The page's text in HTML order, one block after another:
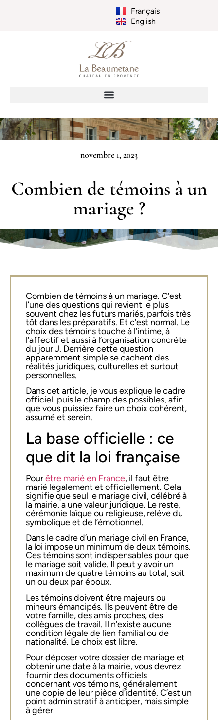
Français
English
novembre 1, 2023
Combien de témoins à un
mariage ?
Combien de témoins à un mariage. C’est
l’une des questions qui revient le plus
souvent chez les futurs mariés, parfois très
tôt dans les préparatifs. Et c’est normal. Le
choix des témoins touche à l’intime, à
l’affectif et aussi à l’organisation concrète
du jour J. Derrière cette question
apparemment simple se cachent des
réalités juridiques, culturelles et surtout
personnelles.
Dans cet article, je vous explique le cadre
officiel, puis le champ des possibles, afin
que vous puissiez faire un choix cohérent,
assumé et serein.
La base officielle : ce
que dit la loi française
Pourêtre marié en France, il faut être
marié légalement et officiellement. Cela
signifie que seul le mariage civil, célébré à
la mairie, a une valeur juridique. Le reste,
cérémonie laïque ou religieuse, relève du
symbolique et de l’émotionnel.
Dans le cadre d’un mariage civil en France,
la loi impose un minimum de deux témoins.
Ces témoins sont indispensables pour que
le mariage soit valide. Il peut y avoir un
maximum de quatre témoins au total, soit
un ou deux par époux.
Les témoins doivent être majeurs ou
mineurs émancipés. Ils peuvent être de
votre famille, des amis proches, des
collègues de travail. Il n’existe aucune
condition légale de lien familial ou de
nationalité. Le choix est libre.
Pour déposer votre dossier de mariage et
obtenir une date à la mairie, vous devrez
fournir des documents officiels
concernant vos témoins, généralement
une copie de leur pièce d’identité. C’est un
point administratif à anticiper, mais simple
à gérer.